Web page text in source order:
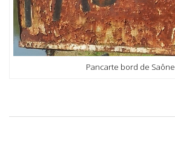
Pancarte bord de Saône